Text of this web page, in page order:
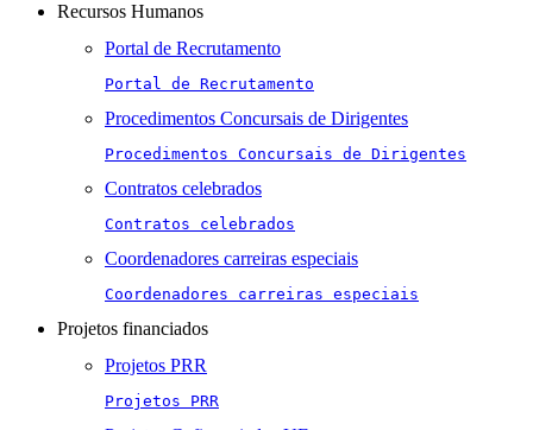
Recursos Humanos
Portal de Recrutamento
Portal de Recrutamento
Procedimentos Concursais de Dirigentes
Procedimentos Concursais de Dirigentes
Contratos celebrados
Contratos celebrados
Coordenadores carreiras especiais
Coordenadores carreiras especiais
Projetos financiados
Projetos PRR
Projetos PRR